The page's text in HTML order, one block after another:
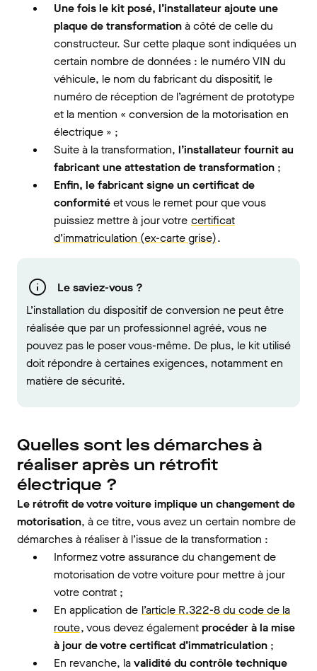
Une fois le kit posé, l’installateur ajoute une
plaque de transformationà côté de celle du
constructeur. Sur cette plaque sont indiquées un
certain nombre de données : le numéro VIN du
véhicule, le nom du fabricant du dispositif, le
numéro de réception de l’agrément de prototype
et la mention « conversion de la motorisation en
électrique » ;
Suite à la transformation, l’installateur fournit au
fabricant une attestation de transformation ;
Enfin, le fabricant signe un certificat de
conformitéet vous le remet pour que vous
puissiez mettre à jour votre certificat
d’immatriculation (ex-carte grise).
Le saviez-vous ?
L’installation du dispositif de conversion ne peut être
réalisée que par un professionnel agréé, vous ne
pouvez pas le poser vous-même. De plus, le kit utilisé
doit répondre à certaines exigences, notamment en
matière de sécurité.
Quelles sont les démarches à
réaliser après un rétrofit
électrique ?
Le rétrofit de votre voiture implique un changement de
motorisation, à ce titre, vous avez un certain nombre de
démarches à réaliser à l’issue de la transformation :
Informez votre assurance du changement de
motorisation de votre voiture pour mettre à jour
votre contrat ;
En application de l’article R.322-8 du code de la
route, vous devez égalementprocéder à la mise
à jour de votre certificat d’immatriculation ;
En revanche, lavalidité du contrôle technique